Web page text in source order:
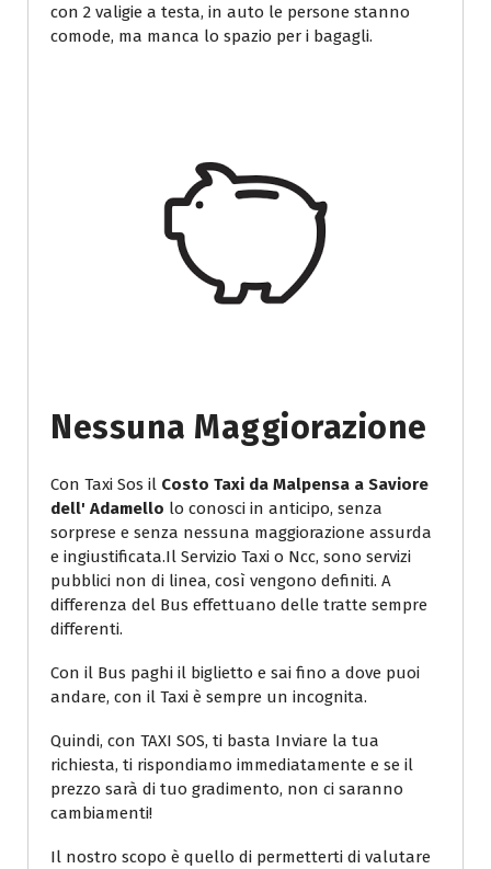
con 2 valigie a testa, in auto le persone stanno
comode, ma manca lo spazio per i bagagli.
Nessuna Maggiorazione
Con Taxi Sos il Costo Taxi da Malpensa a Saviore
dell' Adamello lo conosci in anticipo, senza
sorprese e senza nessuna maggiorazione assurda
e ingiustificata.Il Servizio Taxi o Ncc, sono servizi
pubblici non di linea, così vengono definiti. A
differenza del Bus effettuano delle tratte sempre
differenti.
Con il Bus paghi il biglietto e sai fino a dove puoi
andare, con il Taxi è sempre un incognita.
Quindi, con TAXI SOS, ti basta Inviare la tua
richiesta, ti rispondiamo immediatamente e se il
prezzo sarà di tuo gradimento, non ci saranno
cambiamenti!
Il nostro scopo è quello di permetterti di valutare